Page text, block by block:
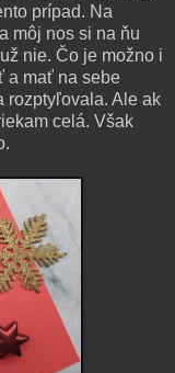
prípad. Na
a môj nos si na ňu
nie. Čo je možno i
a mať na sebe
rozptyľovala. Ale ak
celá. Však